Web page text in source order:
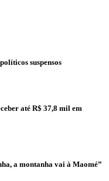
suspensos
até R$ 37,8 mil em
a montanha vai à Maomé”